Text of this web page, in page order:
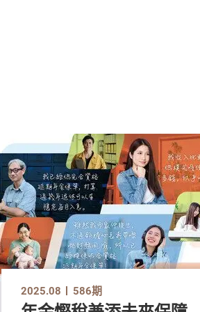
2025.08 586期